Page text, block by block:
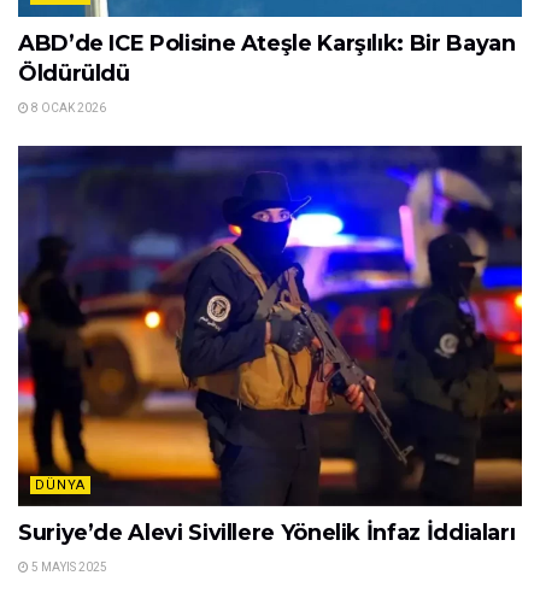
ABD’de ICE Polisine Ateşle Karşılık: Bir Bayan
Öldürüldü
8 OCAK 2026
DÜNYA
Suriye’de Alevi Sivillere Yönelik İnfaz İddiaları
5 MAYIS 2025